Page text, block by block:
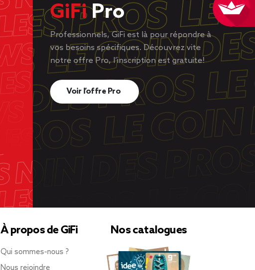
GiFiPro
Professionnels, GiFi est là pour répondre à
vos besoins spécifiques. Découvrez vite
notre offre Pro, l’inscription est gratuite!
Voir l’offre Pro
À propos de GiFi
Qui sommes-nous ?
Nous rejoindre
Nos catalogues